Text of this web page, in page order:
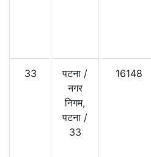
33 पटना /
नगर
निगम,
पटना /
33
16148